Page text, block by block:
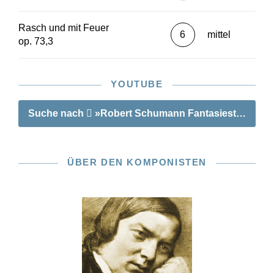
Rasch und mit Feuer
op. 73,3
6 mittel
YOUTUBE
Suche nach »Robert Schumann Fantasiestücke
ÜBER DEN KOMPONISTEN